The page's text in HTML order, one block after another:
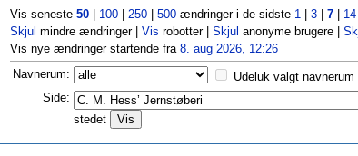
Vis seneste 50| 100| 250| 500ændringer i de sidste 1| 3| 7| 14
Skjul mindre ændringer | Vis robotter | Skjul anonyme brugere |
Vis nye ændringer startende fra 8. aug 2026, 12:26
Navnerum: Udeluk valgt navnerum
Side:
stedet